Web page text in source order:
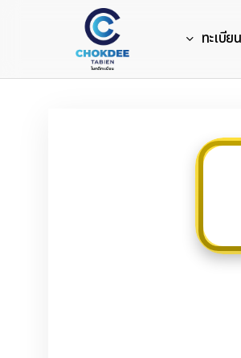
content
ทะเบี